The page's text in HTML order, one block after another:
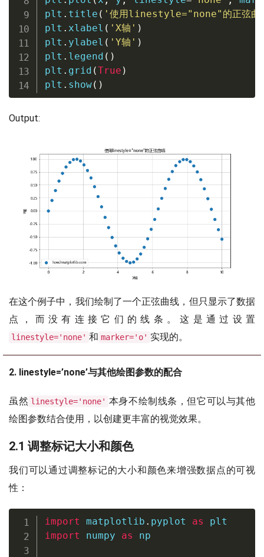
plt . title ( '使用linestyle="none"的正弦曲
plt . xlabel ( 'X轴' )
plt . ylabel ( 'Y轴' )
plt . legend ( )
plt . grid (True )
plt . show( )
Output:
在这个例子中，我们绘制了一个正弦曲线，但只显示了数据
点，而没有连接它们的线条。这是通过设置
linestyle='none' 和 marker='o' 实现的。
2. linestyle=’none’与其他绘图参数的配合
虽然 linestyle='none' 本身不绘制线条，但它可以与其他
绘图参数结合使用，以创建更丰富的视觉效果。
2.1 调整标记大小和颜色
我们可以通过调整标记的大小和颜色来增强数据点的可视
性：
import matplotlib . pyplot as
import numpy as np